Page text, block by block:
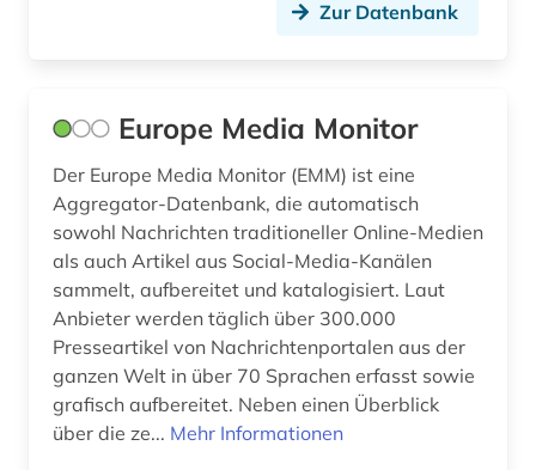
Zur Datenbank
Europe Media Monitor
Der Europe Media Monitor (EMM) ist eine
Aggregator-Datenbank, die automatisch
sowohl Nachrichten traditioneller Online-Medien
als auch Artikel aus Social-Media-Kanälen
sammelt, aufbereitet und katalogisiert. Laut
Anbieter werden täglich über 300.000
Presseartikel von Nachrichtenportalen aus der
ganzen Welt in über 70 Sprachen erfasst sowie
grafisch aufbereitet. Neben einen Überblick
über die ze... Mehr Informationen